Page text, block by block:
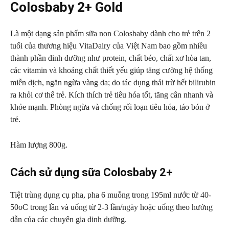
Colosbaby 2+ Gold
Là một dạng sản phẩm sữa non Colosbaby dành cho trẻ trên 2
tuổi của thương hiệu VitaDairy của Việt Nam bao gồm nhiều
thành phần dinh dưỡng như protein, chất béo, chất xơ hòa tan,
các vitamin và khoáng chất thiết yếu giúp tăng cường hệ thống
miễn dịch, ngăn ngừa vàng da; do tác dụng thải trừ hết bilirubin
ra khỏi cơ thể trẻ. Kích thích trẻ tiêu hóa tốt, tăng cân nhanh và
khỏe mạnh. Phòng ngừa và chống rối loạn tiêu hóa, táo bón ở
trẻ.
Hàm lượng 800g.
Cách sử dụng sữa Colosbaby 2+
Tiệt trùng dụng cụ pha, pha 6 muỗng trong 195ml nước từ 40-
50oC trong lần và uống từ 2-3 lần/ngày hoặc uống theo hướng
dẫn của các chuyên gia dinh dưỡng.